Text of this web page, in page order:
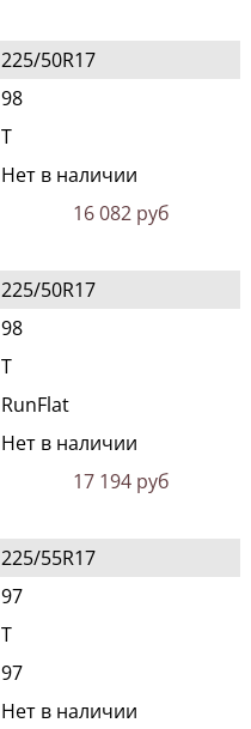
225/50R17
98
T
Нет в наличии
16 082 руб
225/50R17
98
T
RunFlat
Нет в наличии
17 194 руб
225/55R17
97
T
97
Нет в наличии